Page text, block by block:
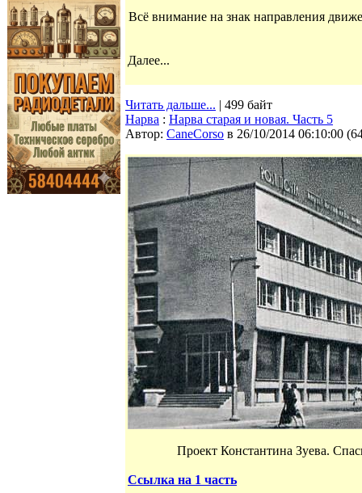
Всё внимание на знак направления
Далее...
Читать дальше... | 499 байт
Нарва : Нарва старая и новая. Часть 5
Автор: CaneCorso в 26/10/2014 06:10:00 (
Проект Константина Зуева.
Ссылка на 1 часть